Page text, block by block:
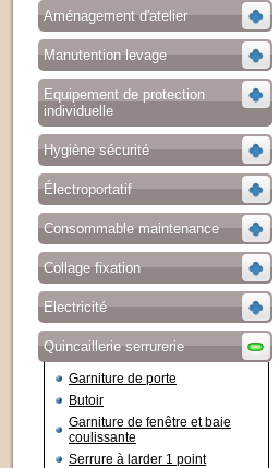
Aménagement d'atelier
Manutention levage
Equipement de protection
individuelle
Hygiène sécurité
Électroportatif
Consommable maintenance
Collage fixation
Electricité
Quincaillerie serrurerie
Garniture de porte
Butoir
Garniture de fenêtre et baie
coulissante
Serrure à larder 1 point